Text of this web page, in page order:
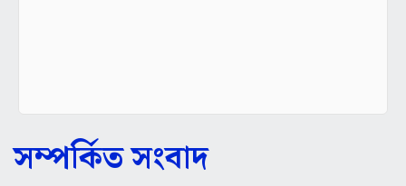
সম্পর্কিত সংবাদ